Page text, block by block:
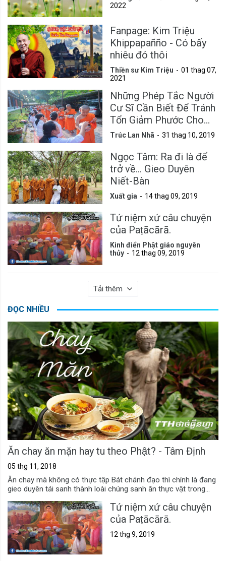
2022
Fanpage: Kim Triệu
Khippapañño - Có bấy
nhiêu đó thôi
Thiền sư Kim Triệu
01 thag 07,
2021
Những Phép Tắc Người
Cư Sĩ Cần Biết Để Tránh
Tổn Giảm Phước Cho
Mình
Trúc Lan Nhã 31 thag 10, 2019
Ngọc Tâm: Ra đi là để
trở về... Gieo Duyên
Niết-Bàn
Xuất gia 14 thag 09, 2019
Tứ niệm xứ câu chuyện
của Paṭācārā.
Kinh điển Phật giáo nguyên
thủy
12 thag 09, 2019
Tải thêm
ĐỌC NHIỀU
Ăn chay ăn mặn hay tu theo Phật? - Tâm Định
05 thg 11, 2018
Ăn chay mà không có thực tập Bát chánh đạo thì chính là đang
gieo duyên tái sanh thành loài chúng sanh ăn thực vật trong...
Tứ niệm xứ câu chuyện
của Paṭācārā.
12 thg 9, 2019